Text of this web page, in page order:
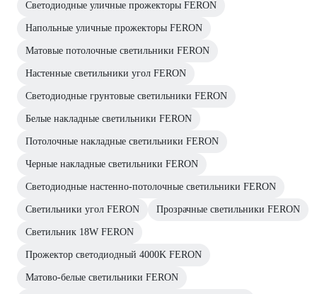
Светодиодные уличные прожекторы FERON
Напольные уличные прожекторы FERON
Матовые потолочные светильники FERON
Настенные светильники угол FERON
Светодиодные грунтовые светильники FERON
Белые накладные светильники FERON
Потолочные накладные светильники FERON
Черные накладные светильники FERON
Светодиодные настенно-потолочные светильники FERON
Светильники угол FERON Прозрачные светильники FERON
Светильник 18W FERON
Прожектор светодиодный 4000K FERON
Матово-белые светильники FERON